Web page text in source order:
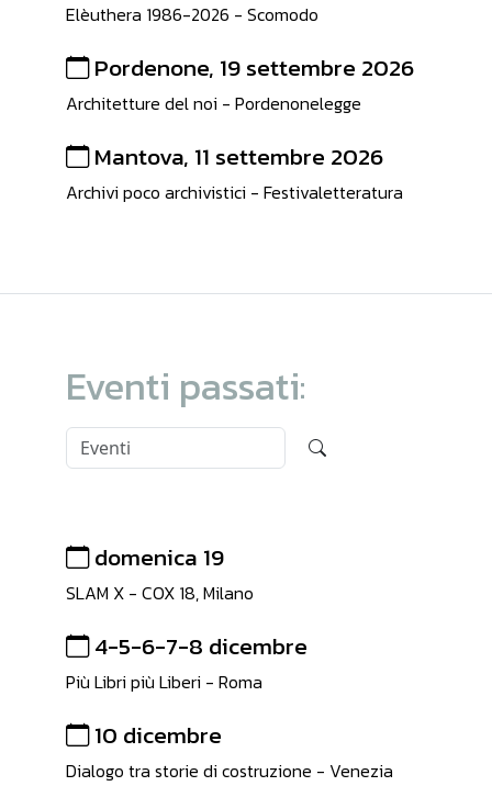
Elèuthera 1986-2026 - Scomodo
Pordenone, 19 settembre 2026
Architetture del noi - Pordenonelegge
Mantova, 11 settembre 2026
Archivi poco archivistici - Festivaletteratura
Eventi passati:
domenica 19
SLAM X - COX 18, Milano
4-5-6-7-8 dicembre
Più Libri più Liberi - Roma
10 dicembre
Dialogo tra storie di costruzione - Venezia